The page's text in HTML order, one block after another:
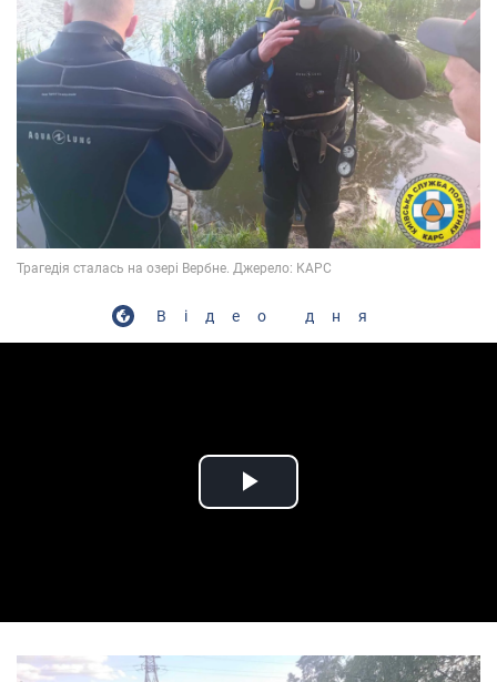
Відео дня
Play Video